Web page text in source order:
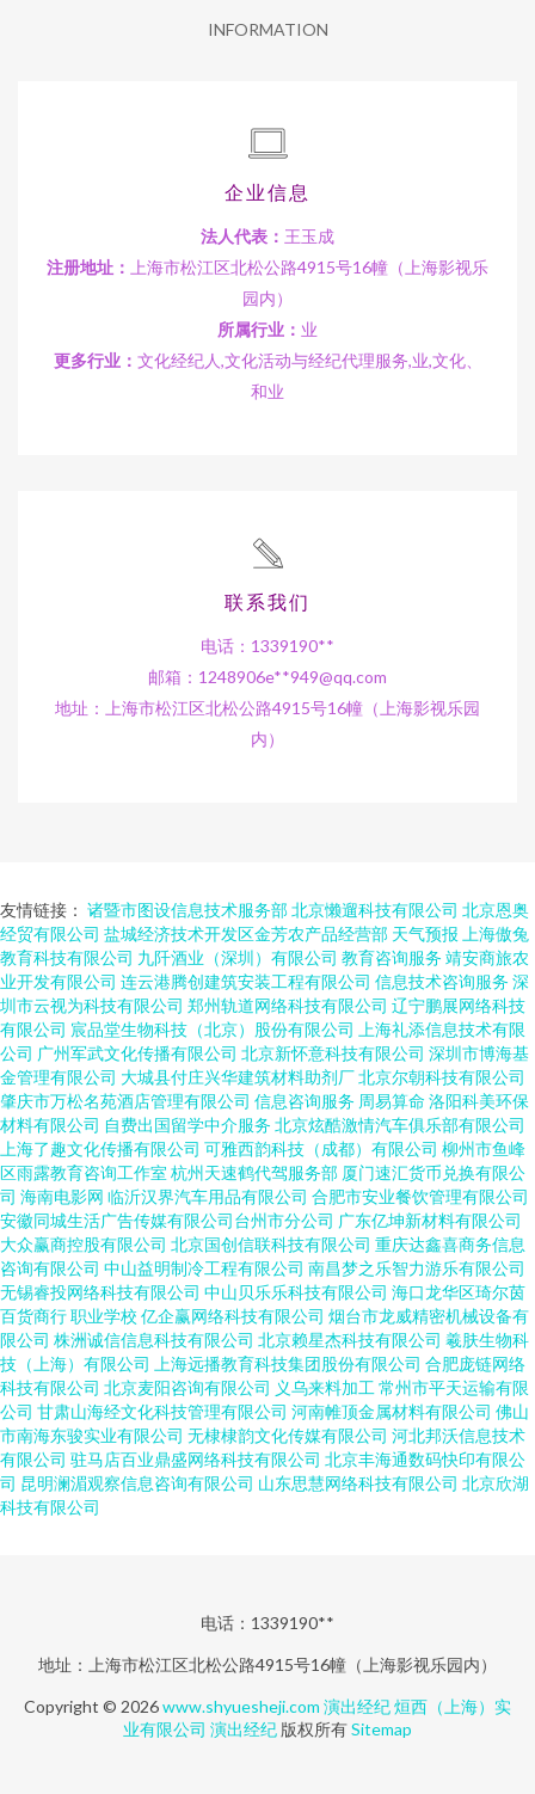
INFORMATION
企业信息
法人代表： 王玉成
注册地址：
上海市松江区北松公路4915号16幢（上海影视乐
园内）
所属行业： 业
更多行业： 文化经纪人,文化活动与经纪代理服务,业,文化、
和业
联系我们
电话：1339190**
邮箱：1248906e**949@qq.com
地址：上海市松江区北松公路4915号16幢（上海影视乐园
内）
友情链接： 诸暨市图设信息技术服务部北京懒遛科技有限公司 北京恩奥
经贸有限公司 盐城经济技术开发区金芳农产品经营部 天气预报 上海傲兔
教育科技有限公司 九阡酒业（深圳）有限公司 教育咨询服务 靖安商旅农
业开发有限公司 连云港腾创建筑安装工程有限公司 信息技术咨询服务 深
圳市云视为科技有限公司 郑州轨道网络科技有限公司 辽宁鹏展网络科技
有限公司 宸品堂生物科技（北京）股份有限公司
上海礼添信息技术有限
公司 广州军武文化传播有限公司 北京新怀意科技有限公司 深圳市博海基
金管理有限公司 大城县付庄兴华建筑材料助剂厂北京尔朝科技有限公司
肇庆市万松名苑酒店管理有限公司 信息咨询服务 周易算命洛阳科美环保
材料有限公司 自费出国留学中介服务 北京炫酷激情汽车俱乐部有限公司
上海了趣文化传播有限公司 可雅西韵科技（成都）有限公司 柳州市鱼峰
区雨露教育咨询工作室 杭州天速鹤代驾服务部 厦门速汇货币兑换有限公
司 海南电影网 临沂汉界汽车用品有限公司 合肥市安业餐饮管理有限公司
安徽同城生活广告传媒有限公司台州市分公司 广东亿坤新材料有限公司
大众赢商控股有限公司 北京国创信联科技有限公司 重庆达鑫喜商务信息
咨询有限公司 中山益明制冷工程有限公司 南昌梦之乐智力游乐有限公司
无锡睿投网络科技有限公司 中山贝乐乐科技有限公司 海口龙华区琦尔茵
百货商行职业学校 亿企赢网络科技有限公司 烟台市龙威精密机械设备有
限公司 株洲诚信信息科技有限公司 北京赖星杰科技有限公司 羲肤生物科
技（上海）有限公司
上海远播教育科技集团股份有限公司 合肥庞链网络
科技有限公司 北京麦阳咨询有限公司 义乌来料加工 常州市平天运输有限
公司 甘肃山海经文化科技管理有限公司 河南帷顶金属材料有限公司 佛山
市南海东骏实业有限公司 无棣棣韵文化传媒有限公司 河北邦沃信息技术
有限公司 驻马店百业鼎盛网络科技有限公司 北京丰海通数码快印有限公
司 昆明澜湄观察信息咨询有限公司 山东思慧网络科技有限公司 北京欣湖
科技有限公司
电话：1339190**
地址：上海市松江区北松公路4915号16幢（上海影视乐园内）
Copyright © 2026www.shyuesheji.com 演出经纪烜西（上海）实
业有限公司 演出经纪 版权所有Sitemap